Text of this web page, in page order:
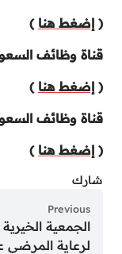
( إضغط هنا )
قناة وظائف
( إضغط هنا )
قناة وظائف
( إضغط هنا )
شارك
Previous
الجمعية
لرعاية المرضى